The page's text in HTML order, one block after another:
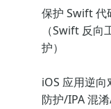
保护 Swift 代
（Swift 反
护）
iOS 应用逆
防护/IPA 混